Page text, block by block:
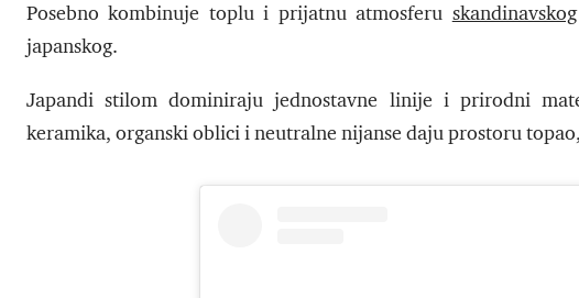
Posebno kombinuje toplu i prijatnu atmosferu skandinavskog
japanskog.
Japandi stilom dominiraju jednostavne linije i prirodni
keramika, organski oblici i neutralne nijanse daju prostoru